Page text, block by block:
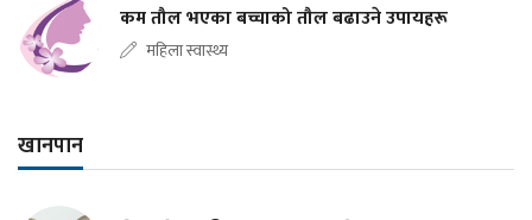
कम तौल भएका बच्चाको तौल बढाउने उपायहरू
महिला स्वास्थ्य
खानपान